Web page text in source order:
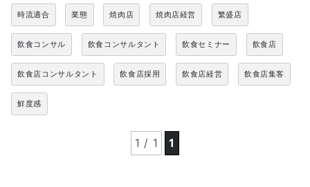
時流適合 業態 焼肉店 焼肉店経営 繁盛店
飲食コンサル 飲食コンサルタント 飲食セミナー 飲食店
飲食店コンサルタント 飲食店採用 飲食店経営 飲食店集客
鮮度感
1 / 1 1